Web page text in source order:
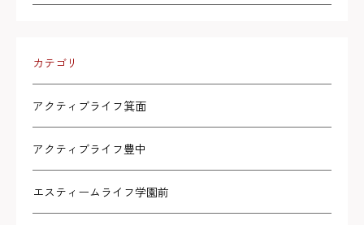
カテゴリ
アクティブライフ箕面
アクティブライフ豊中
エスティームライフ学園前